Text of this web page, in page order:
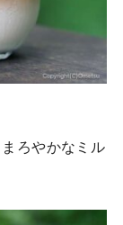
ろやかなミル